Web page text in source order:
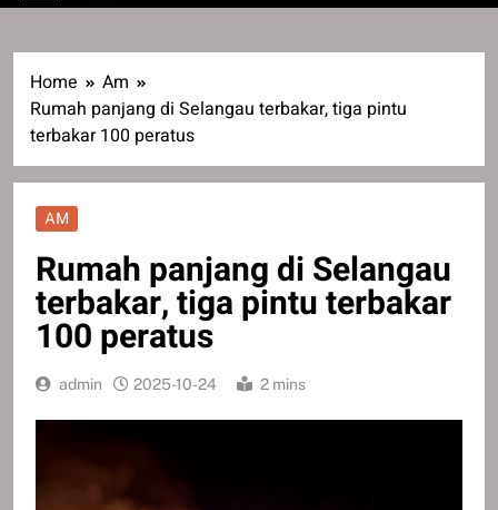
Home
Am
Rumah panjang di Selangau terbakar, tiga pintu
terbakar 100 peratus
AM
Rumah panjang di Selangau
terbakar, tiga pintu terbakar
100 peratus
admin 2025-10-24 2 mins